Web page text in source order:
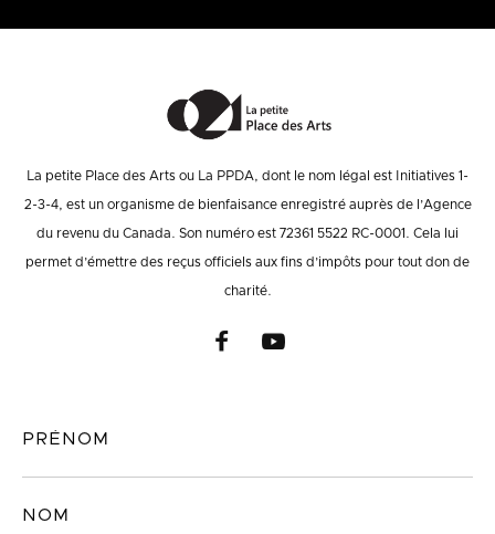
La petite Place des Arts ou La PPDA, dont le nom légal est Initiatives 1-
2-3-4, est un organisme de bienfaisance enregistré auprès de l’Agence
du revenu du Canada. Son numéro est 72361 5522 RC-0001. Cela lui
permet d’émettre des reçus officiels aux fins d’impôts pour tout don de
charité.
 